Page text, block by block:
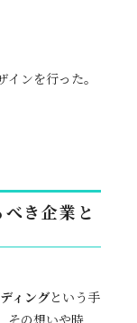
ンを行った。
き企業と
ィングという手
その想いや時